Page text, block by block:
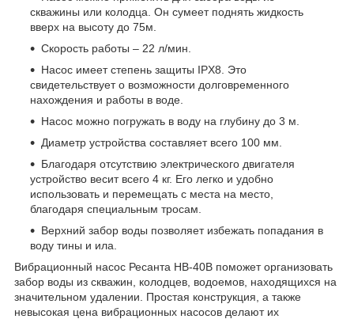
скважины или колодца. Он сумеет поднять жидкость
вверх на высоту до 75м.
Скорость работы – 22 л/мин.
Насос имеет степень защиты IPX8. Это
свидетельствует о возможности долговременного
нахождения и работы в воде.
Насос можно погружать в воду на глубину до 3 м.
Диаметр устройства составляет всего 100 мм.
Благодаря отсутствию электрического двигателя
устройство весит всего 4 кг. Его легко и удобно
использовать и перемещать с места на место,
благодаря специальным тросам.
Верхний забор воды позволяет избежать попадания в
воду тины и ила.
Вибрационный насос Ресанта НВ-40В поможет организовать
забор воды из скважин, колодцев, водоемов, находящихся на
значительном удалении. Простая конструкция, а также
невысокая цена вибрационных насосов делают их